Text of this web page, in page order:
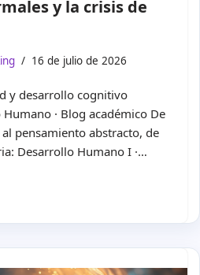
y la crisis de
16 de julio de 2026
y desarrollo cognitivo
· Blog académico De
pensamiento abstracto, de
Desarrollo Humano I ·…